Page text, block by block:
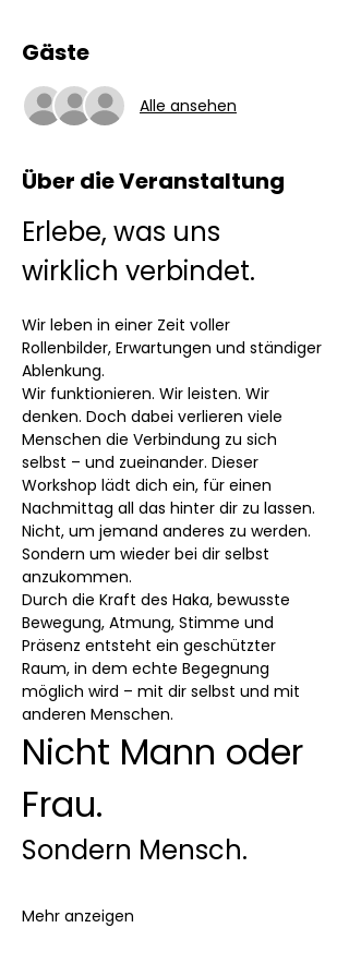
Gäste
Alle ansehen
Über die Veranstaltung
Erlebe, was uns
wirklich verbindet.
Wir leben in einer Zeit voller
Rollenbilder, Erwartungen und ständiger
Ablenkung.
Wir funktionieren. Wir leisten. Wir
denken. Doch dabei verlieren viele
Menschen die Verbindung zu sich
selbst – und zueinander. Dieser
Workshop lädt dich ein, für einen
Nachmittag all das hinter dir zu lassen.
Nicht, um jemand anderes zu werden.
Sondern um wieder bei dir selbst
anzukommen.
Durch die Kraft des Haka, bewusste
Bewegung, Atmung, Stimme und
Präsenz entsteht ein geschützter
Raum, in dem echte Begegnung
möglich wird – mit dir selbst und mit
anderen Menschen.
Nicht Mann oder
Frau.
Sondern Mensch.
Mehr anzeigen